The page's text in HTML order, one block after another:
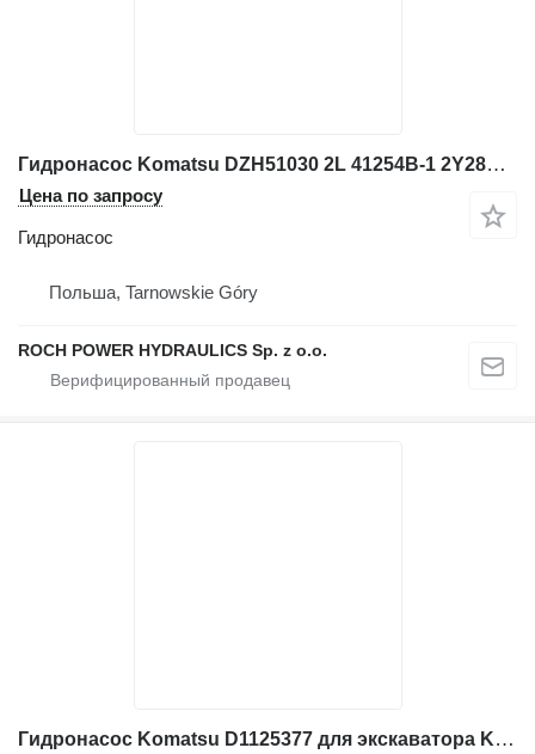
Гидронасос Komatsu DZH51030 2L 41254B-1 2Y28N 708-2L-41 для экскаватора Komatsu
Цена по запросу
Гидронасос
Польша, Tarnowskie Góry
ROCH POWER HYDRAULICS Sp. z o.o.
Гидронасос Komatsu D1125377 для экскаватора Komatsu